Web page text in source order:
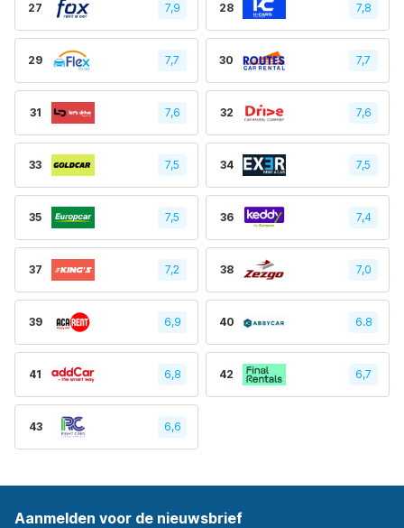
27 7,9 28 7,8
29 7,7 30 7,7
31 7,6 32 7,6
33 7,5 34 7,5
35 7,5 36 7,4
37 7,2 38 7,0
39 6,9 40 6.8
41 6,8 42 6,7
43 6,6
Aanmelden voor de nieuwsbrief